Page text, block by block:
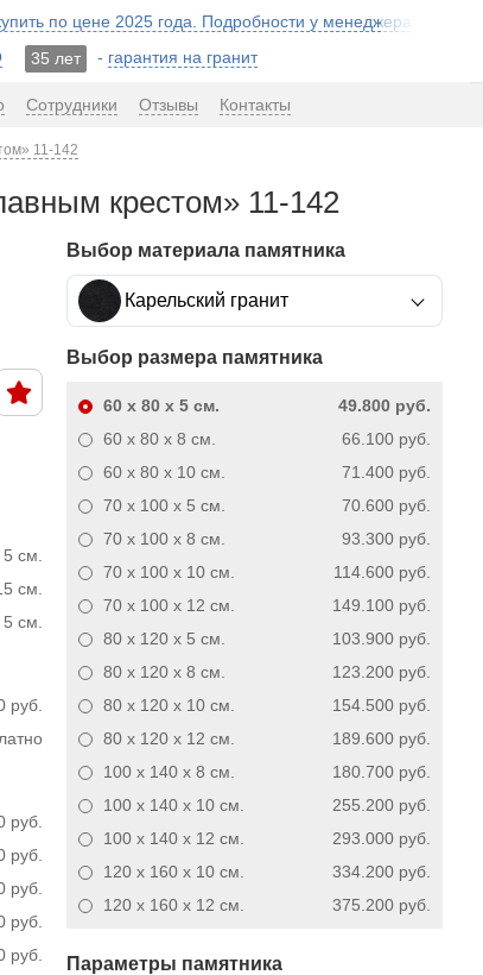
по цене 2025 года. Подробности у менеджера!
35 лет - гарантия на гранит
Сотрудники Отзывы Контакты
11-142
крестом» 11-142
см.
см.
см.
руб.
руб.
руб.
руб.
руб.
руб.
Выбор материала памятника
Карельский гранит
Выбор размера памятника
49.800 руб.
60 x 80 x 5см.
66.100 руб.
60 x 80 x 8 см.
71.400 руб.
60 x 80 x 10см.
70.600 руб.
70 x 100 x 5 см.
93.300 руб.
70 x 100 x 8 см.
114.600 руб.
70 x 100 x 10см.
149.100 руб.
70 x 100 x 12 см.
103.900 руб.
80 x 120 x 5 см.
123.200 руб.
80 x 120 x 8 см.
154.500 руб.
80 x 120 x 10см.
189.600 руб.
80 x 120 x 12 см.
180.700 руб.
100 x 140 x 8 см.
255.200 руб.
100 x 140 x 10см.
293.000 руб.
100 x 140 x 12 см.
334.200 руб.
120 x 160 x 10см.
375.200 руб.
120 x 160 x 12 см.
Параметры памятника